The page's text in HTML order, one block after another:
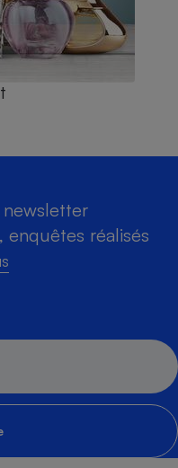
enquêtes réalisés